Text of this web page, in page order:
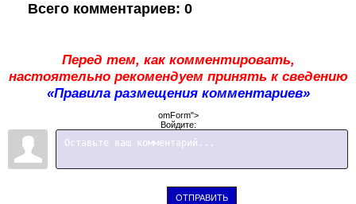
Всего комментариев: 0
Перед тем, как комментировать,
настоятельно рекомендуем принять к сведению
«Правила размещения комментариев»
omForm">
Войдите:
ОТПРАВИТЬ